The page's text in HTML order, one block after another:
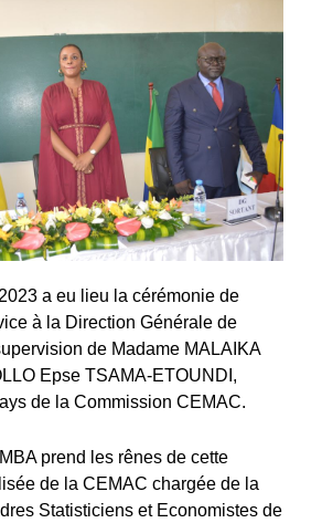
a eu lieu la cérémonie de
à la Direction Générale de
de Madame MALAIKA
Epse TSAMA-ETOUNDI,
de la Commission CEMAC.
prend les rênes de cette
de la CEMAC chargée de la
Statisticiens et Economistes de